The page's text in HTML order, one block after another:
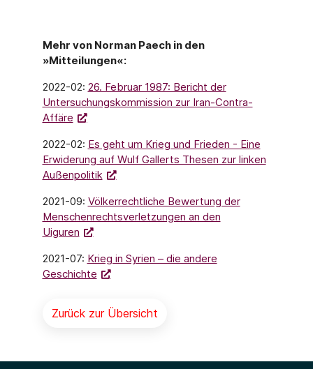
Mehr von Norman Paech in den
»Mitteilungen«:
2022-02: 26. Februar 1987: Bericht der
Untersuchungskommission zur Iran-Contra-
Affäre
2022-02: Es geht um Krieg und Frieden - Eine
Erwiderung auf Wulf Gallerts Thesen zur linken
Außenpolitik
2021-09: Völkerrechtliche Bewertung der
Menschenrechtsverletzungen an den
Uiguren
2021-07: Krieg in Syrien – die andere
Geschichte
Zurück zur Übersicht